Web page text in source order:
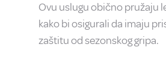
Ovu uslugu obično pružaju
kako bi osigurali da imaju
zaštitu od sezonskog gripa.